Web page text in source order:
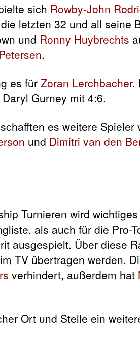
sich Rowby-John
letzten 32 und all seine
und Ronny Huybrechts
.
es für Zoran Lerchbacher.
Gurney mit 4:6.
es weitere
und Dimitri van den
Turnieren wird
als auch für die Pro-
ausgespielt. Über diese
TV übertragen werden.
verhindert, außerdem hat
Ort und Stelle ein